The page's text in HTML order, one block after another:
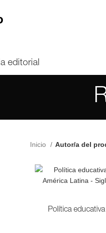
la editorial
Inicio Autor/a del
Política educativa